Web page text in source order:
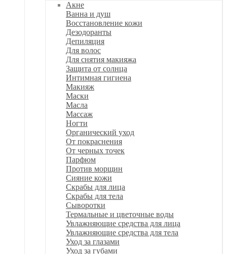
Акне
Ванна и душ
Восстановление кожи
Дезодоранты
Депиляция
Для волос
Для снятия макияжа
Защита от солнца
Интимная гигиена
Макияж
Маски
Масла
Массаж
Ногти
Органический уход
От покраснения
От черных точек
Парфюм
Против морщин
Сияние кожи
Скрабы для лица
Скрабы для тела
Сыворотки
Термальные и цветочные воды
Увлажняющие средства для лица
Увлажняющие средства для тела
Уход за глазами
Уход за губами